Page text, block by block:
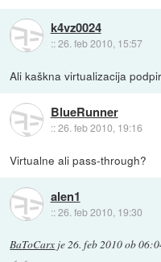
k4vz0024
::26. feb 2010, 15:57
Ali kaškna virtualizacija
BlueRunner
::26. feb 2010, 19:16
Virtualne ali pass-through?
alen1
::26. feb 2010, 19:30
BaToCarx je26. feb 2010 ob